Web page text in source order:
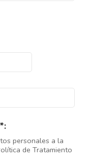
personales a la
de Tratamiento